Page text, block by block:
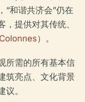
“和谐共济会”仍在
提供对其传统、
）。
所需的所有基本信
筑亮点、文化背景
。